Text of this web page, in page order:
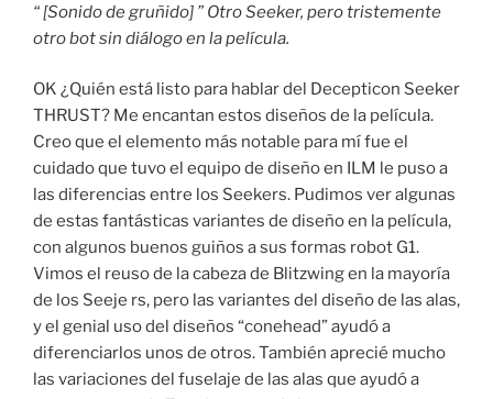
“ [Sonido de gruñido] ” Otro Seeker, pero tristemente
otro bot sin diálogo en la película.
OK ¿Quién está listo para hablar del Decepticon Seeker
THRUST? Me encantan estos diseños de la película.
Creo que el elemento más notable para mí fue el
cuidado que tuvo el equipo de diseño en ILM le puso a
las diferencias entre los Seekers. Pudimos ver algunas
de estas fantásticas variantes de diseño en la película,
con algunos buenos guiños a sus formas robot G1.
Vimos el reuso de la cabeza de Blitzwing en la mayoría
de los Seeje rs, pero las variantes del diseño de las alas,
y el genial uso del diseños “conehead” ayudó a
diferenciarlos unos de otros. También aprecié mucho
las variaciones del fuselaje de las alas que ayudó a